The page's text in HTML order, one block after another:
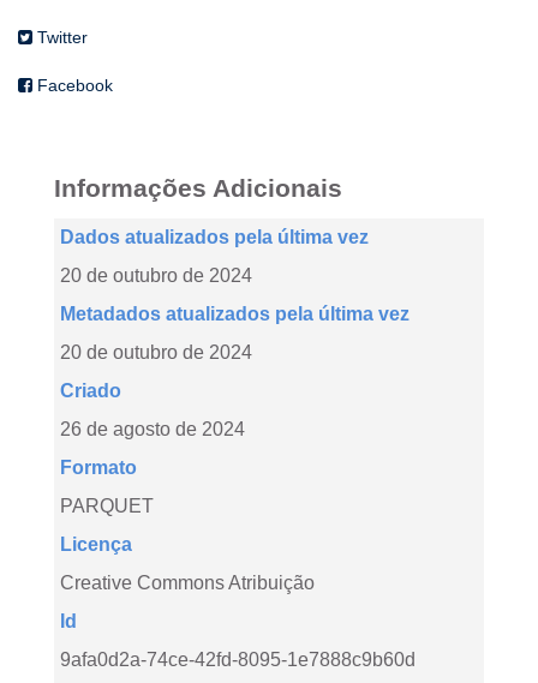
Twitter
Facebook
Informações Adicionais
Dados atualizados pela última vez
20 de outubro de 2024
Metadados atualizados pela última vez
20 de outubro de 2024
Criado
26 de agosto de 2024
Formato
PARQUET
Licença
Creative Commons Atribuição
Id
9afa0d2a-74ce-42fd-8095-1e7888c9b60d